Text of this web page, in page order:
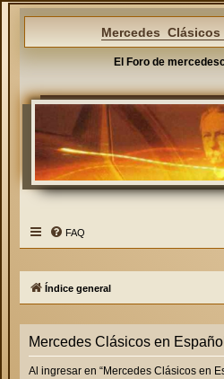
Mercedes
El Foro de
FAQ
Índice general
Mercedes Clásicos en
Al ingresar en “Mercedes Clásicos en